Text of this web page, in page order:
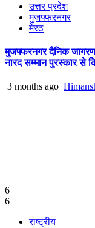
उत्तर प्रदेश
मुजफ्फरनगर
मेरठ
मुजफ्फरनगर दैनिक
नारद सम्मान पुरस्कार से
3 months ago
6
6
राष्ट्रीय